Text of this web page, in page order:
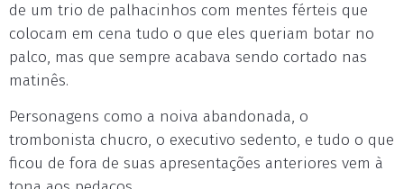
de um trio de palhacinhos com mentes férteis que
colocam em cena tudo o que eles queriam botar no
palco, mas que sempre acabava sendo cortado nas
matinês.
Personagens como a noiva abandonada, o
trombonista chucro, o executivo sedento, e tudo o que
ficou de fora de suas apresentações anteriores vem à